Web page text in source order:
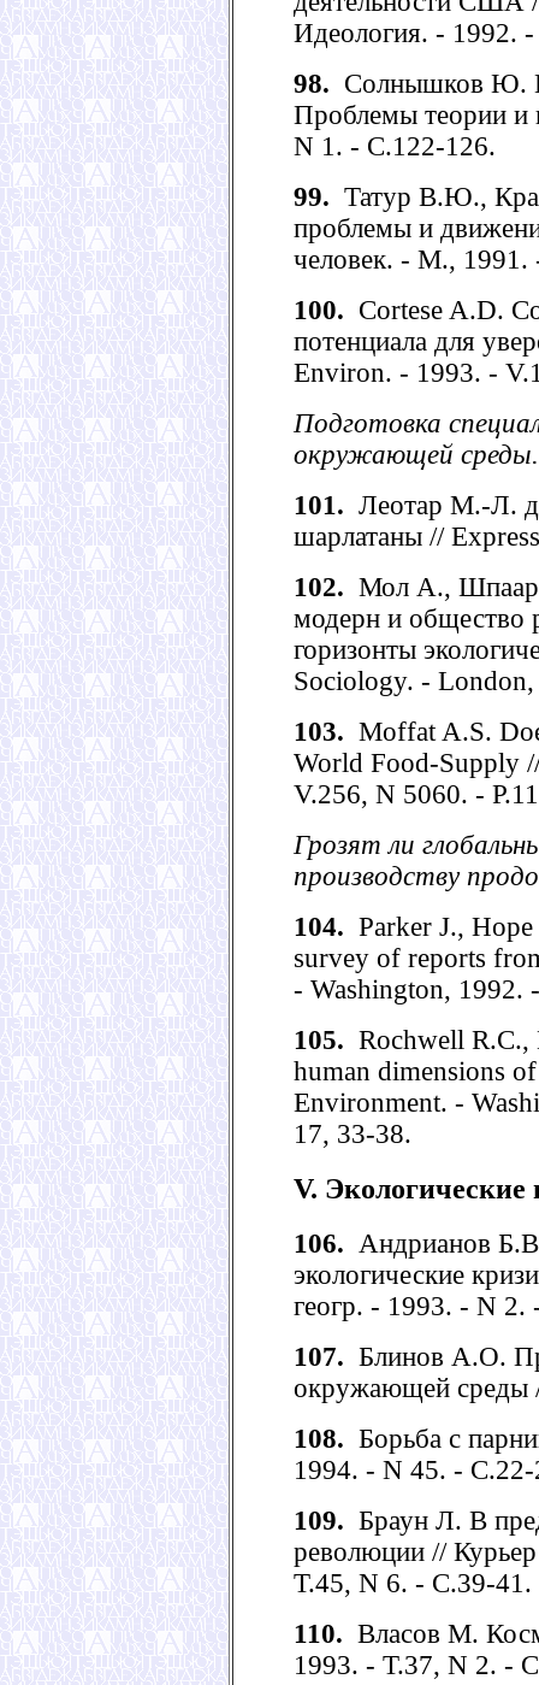
Идеология. - 1992.
98. Солнышков Ю.
Проблемы теории и
N 1. - С.122-126.
99. Татур В.Ю.,
проблемы и
человек. - М., 1991.
100. Cortese A.D.
потенциала для
Environ. - 1993. -
Подготовка
окружающей среды.
101. Леотар М.-Л.
шарлатаны //
102. Мол А.,
модерн и общество
горизонты
Sociology. -
103. Moffat A.S.
World Food-Supply
V.256, N 5060. -
Грозят ли
производству
104. Parker J.,
survey of reports
- Washington, 1992.
105. Rochwell
human dimensions
Environment. -
17, 33-38.
V.
106. Андрианов
экологические
геогр. - 1993. - N 2.
107. Блинов А.О.
окружающей
108. Борьба с
1994. - N 45. -
109. Браун Л. В
революции //
Т.45, N 6. - С.39-41.
110. Власов М.
1993. - Т.37, N 2. -